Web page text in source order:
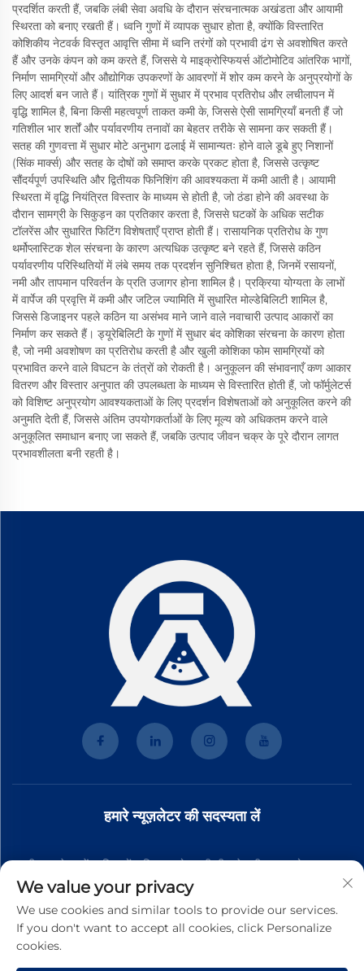
प्रदर्शित करती हैं, जबकि लंबी सेवा अवधि के दौरान संरचनात्मक अखंडता और आयामी
स्थिरता को बनाए रखती हैं। ध्वनि गुणों में व्यापक सुधार होता है, क्योंकि विस्तारित
कोशिकीय नेटवर्क विस्तृत आवृत्ति सीमा में ध्वनि तरंगों को प्रभावी ढंग से अवशोषित करते
हैं और उनके कंपन को कम करते हैं, जिससे ये माइक्रोस्फियर्स ऑटोमोटिव आंतरिक भागों,
निर्माण सामग्रियों और औद्योगिक उपकरणों के आवरणों में शोर कम करने के अनुप्रयोगों के
लिए आदर्श बन जाते हैं। यांत्रिक गुणों में सुधार में प्रभाव प्रतिरोध और लचीलापन में
वृद्धि शामिल है, बिना किसी महत्वपूर्ण ताकत कमी के, जिससे ऐसी सामग्रियाँ बनती हैं जो
गतिशील भार शर्तों और पर्यावरणीय तनावों का बेहतर तरीके से सामना कर सकती हैं।
सतह की गुणवत्ता में सुधार मोटे अनुभाग ढलाई में सामान्यतः होने वाले डूबे हुए निशानों
(सिंक मार्क्स) और सतह के दोषों को समाप्त करके प्रकट होता है, जिससे उत्कृष्ट
सौंदर्यपूर्ण उपस्थिति और द्वितीयक फिनिशिंग की आवश्यकता में कमी आती है। आयामी
स्थिरता में वृद्धि नियंत्रित विस्तार के माध्यम से होती है, जो ठंडा होने की अवस्था के
दौरान सामग्री के सिकुड़न का प्रतिकार करता है, जिससे घटकों के अधिक सटीक
टॉलरेंस और सुधारित फिटिंग विशेषताएँ प्राप्त होती हैं। रासायनिक प्रतिरोध के गुण
थर्मोप्लास्टिक शेल संरचना के कारण अत्यधिक उत्कृष्ट बने रहते हैं, जिससे कठिन
पर्यावरणीय परिस्थितियों में लंबे समय तक प्रदर्शन सुनिश्चित होता है, जिनमें रसायनों,
नमी और तापमान परिवर्तन के प्रति उजागर होना शामिल है। प्रक्रिया योग्यता के लाभों
में वार्पेज की प्रवृत्ति में कमी और जटिल ज्यामिति में सुधारित मोल्डेबिलिटी शामिल है,
जिससे डिजाइनर पहले कठिन या असंभव माने जाने वाले नवाचारी उत्पाद आकारों का
निर्माण कर सकते हैं। ड्यूरेबिलिटी के गुणों में सुधार बंद कोशिका संरचना के कारण होता
है, जो नमी अवशोषण का प्रतिरोध करती है और खुली कोशिका फोम सामग्रियों को
प्रभावित करने वाले विघटन के तंत्रों को रोकती है। अनुकूलन की संभावनाएँ कण आकार
वितरण और विस्तार अनुपात की उपलब्धता के माध्यम से विस्तारित होती हैं, जो फॉर्मुलेटर्स
को विशिष्ट अनुप्रयोग आवश्यकताओं के लिए प्रदर्शन विशेषताओं को अनुकूलित करने की
अनुमति देती हैं, जिससे अंतिम उपयोगकर्ताओं के लिए मूल्य को अधिकतम करने वाले
अनुकूलित समाधान बनाए जा सकते हैं, जबकि उत्पाद जीवन चक्र के पूरे दौरान लागत
प्रभावशीलता बनी रहती है।
हमारे न्यूज़लेटर की सदस्यता लें
हमारी न्यूज़लेटर में शामिल हों ताकि आपको हमारी टीम से नवीनतम उद्योग समाचार,
अपडेट और अंतर्दृष्टि प्राप्त हो।
We value your privacy
We use cookies and similar tools to provide our services.
If you don't want to accept all cookies, click Personalize
cookies.